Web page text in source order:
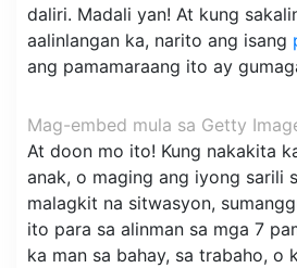
daliri. Madali yan! At kung
aalinlangan ka, narito ang isang
ang pamamaraang ito ay
Mag-embed mula sa Getty
At doon mo ito! Kung nakakita
anak, o maging ang iyong sarili
malagkit na sitwasyon,
ito para sa alinman sa mga 7
ka man sa bahay, sa trabaho, o